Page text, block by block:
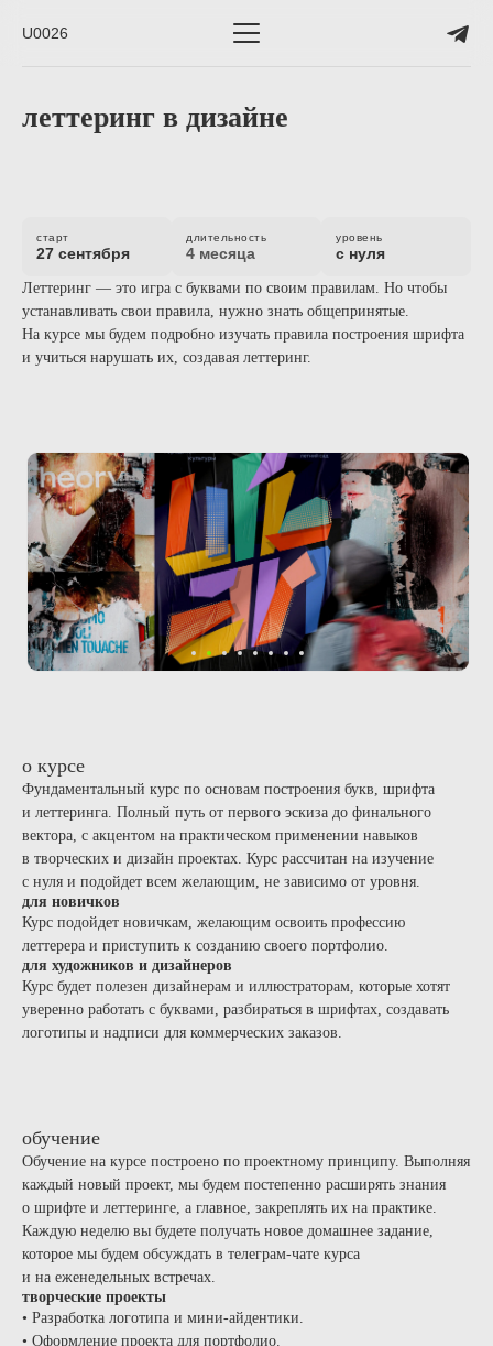
U0026
леттеринг в дизайне
старт
27 сентября
длительность
4 месяца
уровень
с нуля
Леттеринг — это игра с буквами по своим правилам. Но чтобы
устанавливать свои правила, нужно знать общепринятые.
На курсе мы будем подробно изучать правила построения шрифта
и учиться нарушать их, создавая леттеринг.
о курсе
Фундаментальный курс по основам построения букв, шрифта
и леттеринга. Полный путь от первого эскиза до финального
вектора, с акцентом на практическом применении навыков
в творческих и дизайн проектах. Курс рассчитан на изучение
с нуля и подойдет всем желающим, не зависимо от уровня.
для новичков
Курс подойдет новичкам, желающим освоить профессию
леттерера и приступить к созданию своего портфолио.
для художников и дизайнеров
Курс будет полезен дизайнерам и иллюстраторам, которые хотят
уверенно работать с буквами, разбираться в шрифтах, создавать
логотипы и надписи для коммерческих заказов.
обучение
Обучение на курсе построено по проектному принципу. Выполняя
каждый новый проект, мы будем постепенно расширять знания
о шрифте и леттеринге, а главное, закреплять их на практике.
Каждую неделю вы будете получать новое домашнее задание,
которое мы будем обсуждать в телеграм-чате курса
и на еженедельных встречах.
творческие проекты
• Разработка логотипа и мини-айдентики.
• Оформление проекта для портфолио.